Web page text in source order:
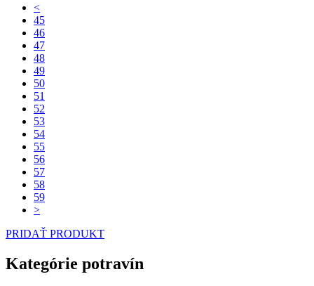
<
45
46
47
48
49
50
51
52
53
54
55
56
57
58
59
>
PRIDAŤ PRODUKT
Kategórie potravín